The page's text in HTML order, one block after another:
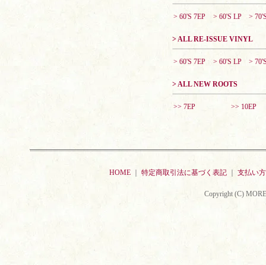
> 60'S 7EP > 60'S LP >
> ALL RE-ISSUE VINYL
> 60'S 7EP > 60'S LP >
> ALL NEW ROOTS
>> 7EP >> 10EP
HOME 特定商取引法に基づく表記 支払い
Copyright (C)